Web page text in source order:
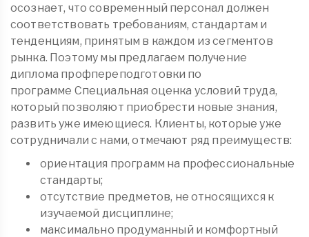
осознает, что современный персонал должен
соответствовать требованиям, стандартам и
тенденциям, принятым в каждом из сегментов
рынка. Поэтому мы предлагаем получение
диплома профпереподготовки по
программе Специальная оценка условий труда,
который позволяют приобрести новые знания,
развить уже имеющиеся. Клиенты, которые уже
сотрудничали с нами, отмечают ряд преимуществ:
ориентация программ на профессиональные
стандарты;
отсутствие предметов, не относящихся к
изучаемой дисциплине;
максимально продуманный и комфортный